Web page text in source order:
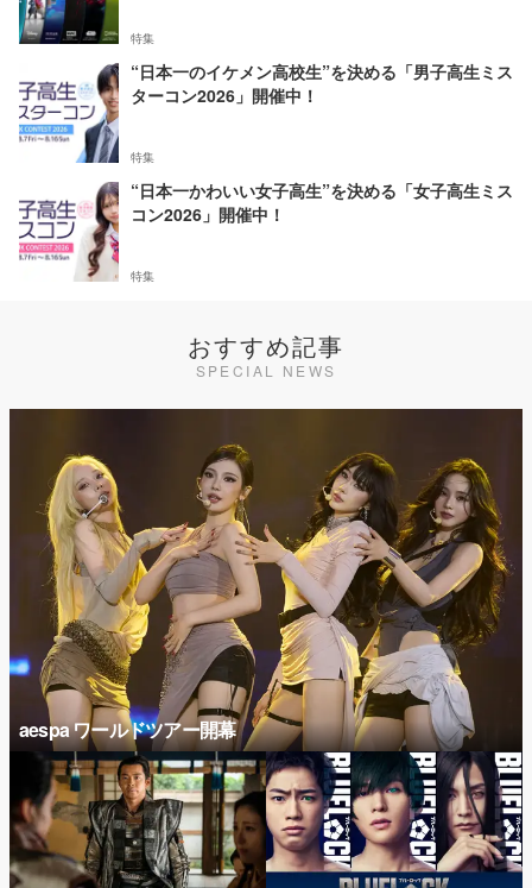
特集
“日本一のイケメン高校生”を決める「男子高生ミス
ターコン2026」開催中！
特集
“日本一かわいい女子高生”を決める「女子高生ミス
コン2026」開催中！
特集
おすすめ記事
SPECIAL NEWS
aespa ワールドツアー開幕